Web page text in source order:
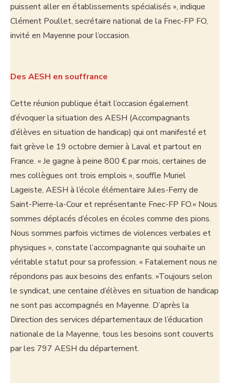
puissent aller en établissements spécialisés », indique
Clément Poullet, secrétaire national de la Fnec-FP FO,
invité en Mayenne pour l’occasion.
Des AESH en souffrance
Cette réunion publique était l’occasion également
d’évoquer la situation des AESH (Accompagnants
d’élèves en situation de handicap) qui ont manifesté et
fait grève le 19 octobre dernier à Laval et partout en
France. « Je gagne à peine 800 € par mois, certaines de
mes collègues ont trois emplois », souffle Muriel
Lageiste, AESH à l’école élémentaire Jules-Ferry de
Saint-Pierre-la-Cour et représentante Fnec-FP FO.« Nous
sommes déplacés d’écoles en écoles comme des pions.
Nous sommes parfois victimes de violences verbales et
physiques », constate l’accompagnante qui souhaite un
véritable statut pour sa profession. « Fatalement nous ne
répondons pas aux besoins des enfants. »Toujours selon
le syndicat, une centaine d’élèves en situation de handicap
ne sont pas accompagnés en Mayenne. D’après la
Direction des services départementaux de l’éducation
nationale de la Mayenne, tous les besoins sont couverts
par les 797 AESH du département.